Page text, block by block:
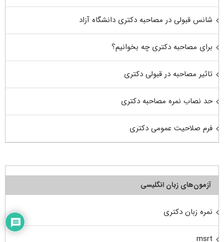
شانس قبولی در مصاحبه دکتری دانشگاه آزاد
برای مصاحبه دکتری چه بخوانیم؟
تاثیر مصاحبه در قبولی دکتری
حد نصاب نمره مصاحبه دکتری
فرم صلاحیت عمومی دکتری
آزمون‌های زبان انگلیسی
نمره زبان دکتری
msrt